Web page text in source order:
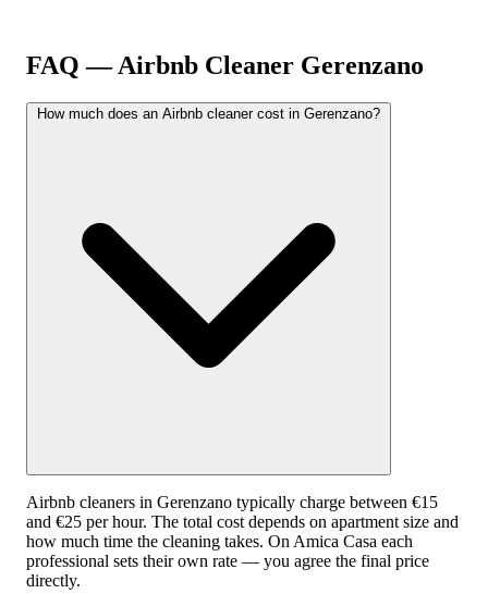
FAQ — Airbnb Cleaner Gerenzano
How much does an Airbnb cleaner cost in Gerenzano?
Airbnb cleaners in Gerenzano typically charge between €15
and €25 per hour. The total cost depends on apartment size and
how much time the cleaning takes. On Amica Casa each
professional sets their own rate — you agree the final price
directly.